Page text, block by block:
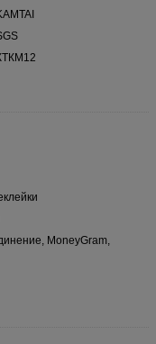
MoneyGram,